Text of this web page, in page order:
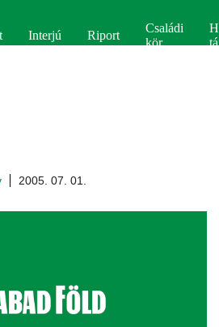
Interjú Riport
Családi
kör
2005. 07. 01.